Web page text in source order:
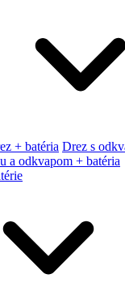
+ batéria Drez s
a odkvapom + batéria